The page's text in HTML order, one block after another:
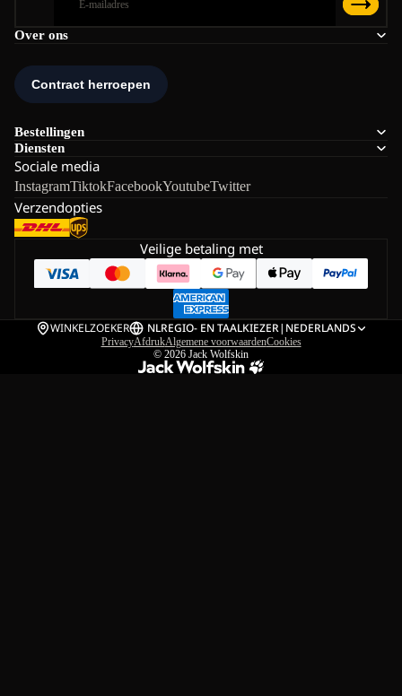
Over ons
Bestellingen
Diensten
Sociale media
InstagramTiktokFacebookYoutubeTwitter
Verzendopties
Veilige betaling met
WINKELZOEKER NLREGIO- EN TAALKIEZER| NEDERLANDS
PrivacyAfdrukAlgemene voorwaardenCookies
© 2026 Jack Wolfskin